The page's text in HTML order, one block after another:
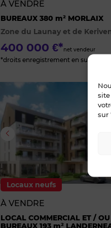
sur
À VENDRE
BUREAUX 380 m² MORLAIX
Zone du Launay et de
400 000 €*net vendeur
*droits enregistrement en sus
Locaux neufs
À VENDRE
LOCAL COMMERCIAL ET / OU
BUREAUX 193 m²